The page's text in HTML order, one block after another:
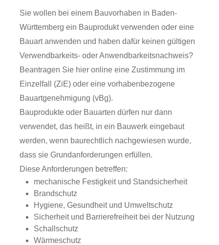
Sie wollen bei einem Bauvorhaben in Baden-
Württemberg ein Bauprodukt verwenden oder eine
Bauart anwenden und haben dafür keinen gültigen
Verwendbarkeits- oder Anwendbarkeitsnachweis?
Beantragen Sie hier online eine Zustimmung im
Einzelfall (ZiE) oder eine vorhabenbezogene
Bauartgenehmigung (vBg).
Bauprodukte oder Bauarten dürfen nur dann
verwendet, das heißt, in ein Bauwerk eingebaut
werden, wenn baurechtlich nachgewiesen wurde,
dass sie Grundanforderungen erfüllen.
Diese Anforderungen betreffen:
mechanische Festigkeit und Standsicherheit
Brandschutz
Hygiene, Gesundheit und Umweltschutz
Sicherheit und Barrierefreiheit bei der Nutzung
Schallschutz
Wärmeschutz